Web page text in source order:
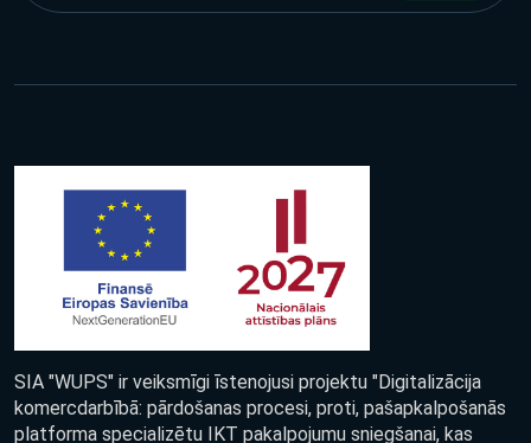
SIA "WUPS" ir veiksmīgi īstenojusi projektu "Digitalizācija
komercdarbībā: pārdošanas procesi, proti, pašapkalpošanās
platforma specializētu IKT pakalpojumu sniegšanai, kas